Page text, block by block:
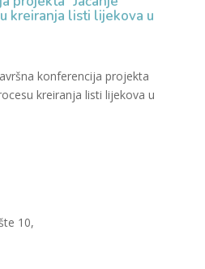
kreiranja listi lijekova u
konferencija projekta
kreiranja listi lijekova u
10,